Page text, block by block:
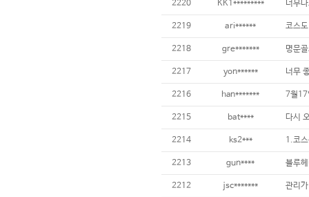
2220 KK1*********
2219 ari******
2218 gre******* 명문
2217 yon******
2216 han*******
2215 bat****
2214 ks2***
2213 gun****
2212 jsc*******